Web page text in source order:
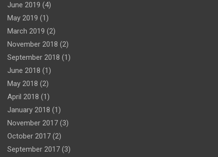
June 2019 (4)
May 2019 (1)
March 2019 (2)
November 2018 (2)
September 2018 (1)
June 2018 (1)
May 2018 (2)
April 2018 (1)
January 2018 (1)
November 2017 (3)
October 2017 (2)
September 2017 (3)